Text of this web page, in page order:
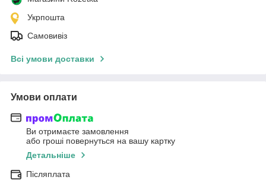
Укрпошта
Самовивіз
Всі умови доставки
Умови оплати
Ви отримаєте замовлення
або гроші повернуться на вашу картку
Детальніше
Післяплата